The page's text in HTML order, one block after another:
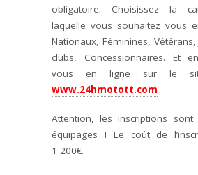
obligatoire. Choisissez la
laquelle vous souhaitez vous
Nationaux, Féminines,
clubs, Concessionnaires. Et
vous en ligne sur le
www.24hmotott.com
Attention, les inscriptions
équipages ! Le coût de
1 200€.